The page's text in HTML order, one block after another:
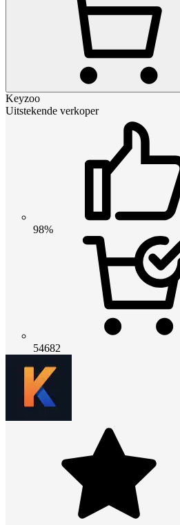
Keyzoo
Uitstekende verkoper
98%
54682